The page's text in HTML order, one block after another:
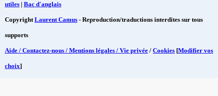
utiles | Bac d'anglais
CopyrightLaurent Camus - Reproduction/traductions interdites sur tous
supports
Aide / Contactez-nous / Mentions légales / Vie privée / Cookies [Modifier vos
choix]